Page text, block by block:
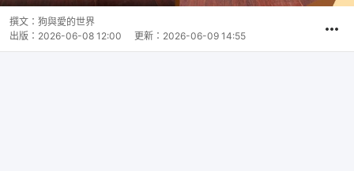
撰文： 狗與愛的世界
出版： 2026-06-08 12:00 更新： 2026-06-09 14:55